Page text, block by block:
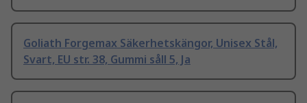
Goliath Forgemax Säkerhetskängor, Unisex Stål,
Svart, EU str. 38, Gummi såll 5, Ja